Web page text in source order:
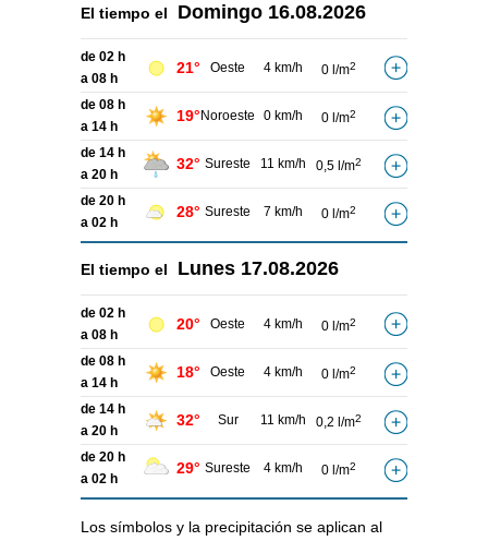
El tiempo el Domingo 16.08.2026
de 02 h
a 08 h
21° Oeste 4 km/h 0 l/m2
de 08 h
a 14 h
19° Noroeste 0 km/h 0 l/m2
de 14 h
a 20 h
32° Sureste 11 km/h 0,5 l/m2
de 20 h
a 02 h
28° Sureste 7 km/h 0 l/m2
El tiempo el Lunes 17.08.2026
de 02 h
a 08 h
20° Oeste 4 km/h 0 l/m2
de 08 h
a 14 h
18° Oeste 4 km/h 0 l/m2
de 14 h
a 20 h
32° Sur 11 km/h 0,2 l/m2
de 20 h
a 02 h
29° Sureste 4 km/h 0 l/m2
Los símbolos y la precipitación se aplican al